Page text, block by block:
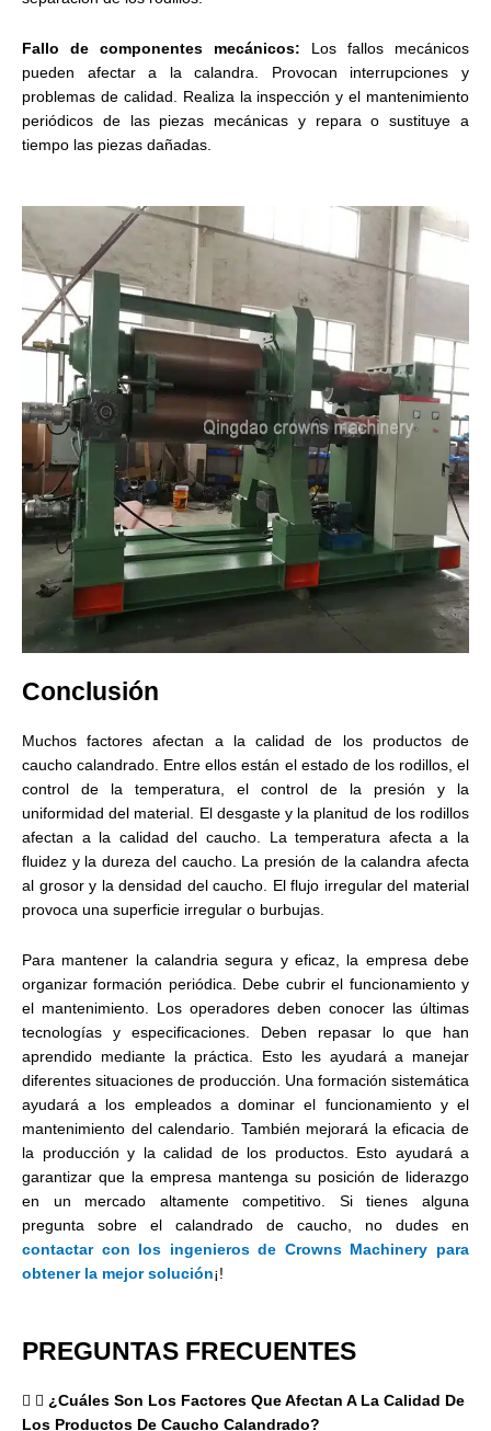
Fallo de componentes mecánicos:
Los fallos mecánicos
pueden afectar a la calandra. Provocan interrupciones y
problemas de calidad. Realiza la inspección y el mantenimiento
periódicos de las piezas mecánicas y repara o sustituye a
tiempo las piezas dañadas.
Conclusión
Muchos factores afectan a la calidad de los productos de
caucho calandrado. Entre ellos están el estado de los rodillos, el
control de la temperatura, el control de la presión y la
uniformidad del material. El desgaste y la planitud de los rodillos
afectan a la calidad del caucho. La temperatura afecta a la
fluidez y la dureza del caucho. La presión de la calandra afecta
al grosor y la densidad del caucho. El flujo irregular del material
provoca una superficie irregular o burbujas.
Para mantener la calandria segura y eficaz, la empresa debe
organizar formación periódica. Debe cubrir el funcionamiento y
el mantenimiento. Los operadores deben conocer las últimas
tecnologías y especificaciones. Deben repasar lo que han
aprendido mediante la práctica. Esto les ayudará a manejar
diferentes situaciones de producción. Una formación sistemática
ayudará a los empleados a dominar el funcionamiento y el
mantenimiento del calendario. También mejorará la eficacia de
la producción y la calidad de los productos. Esto ayudará a
garantizar que la empresa mantenga su posición de liderazgo
en un mercado altamente competitivo. Si tienes alguna
pregunta sobre el calandrado de caucho, no dudes en
contactar con los ingenieros de Crowns Machinery para
obtener la mejor solución¡!
PREGUNTAS FRECUENTES
¿Cuáles Son Los Factores Que Afectan A La Calidad De
Los Productos De Caucho Calandrado?